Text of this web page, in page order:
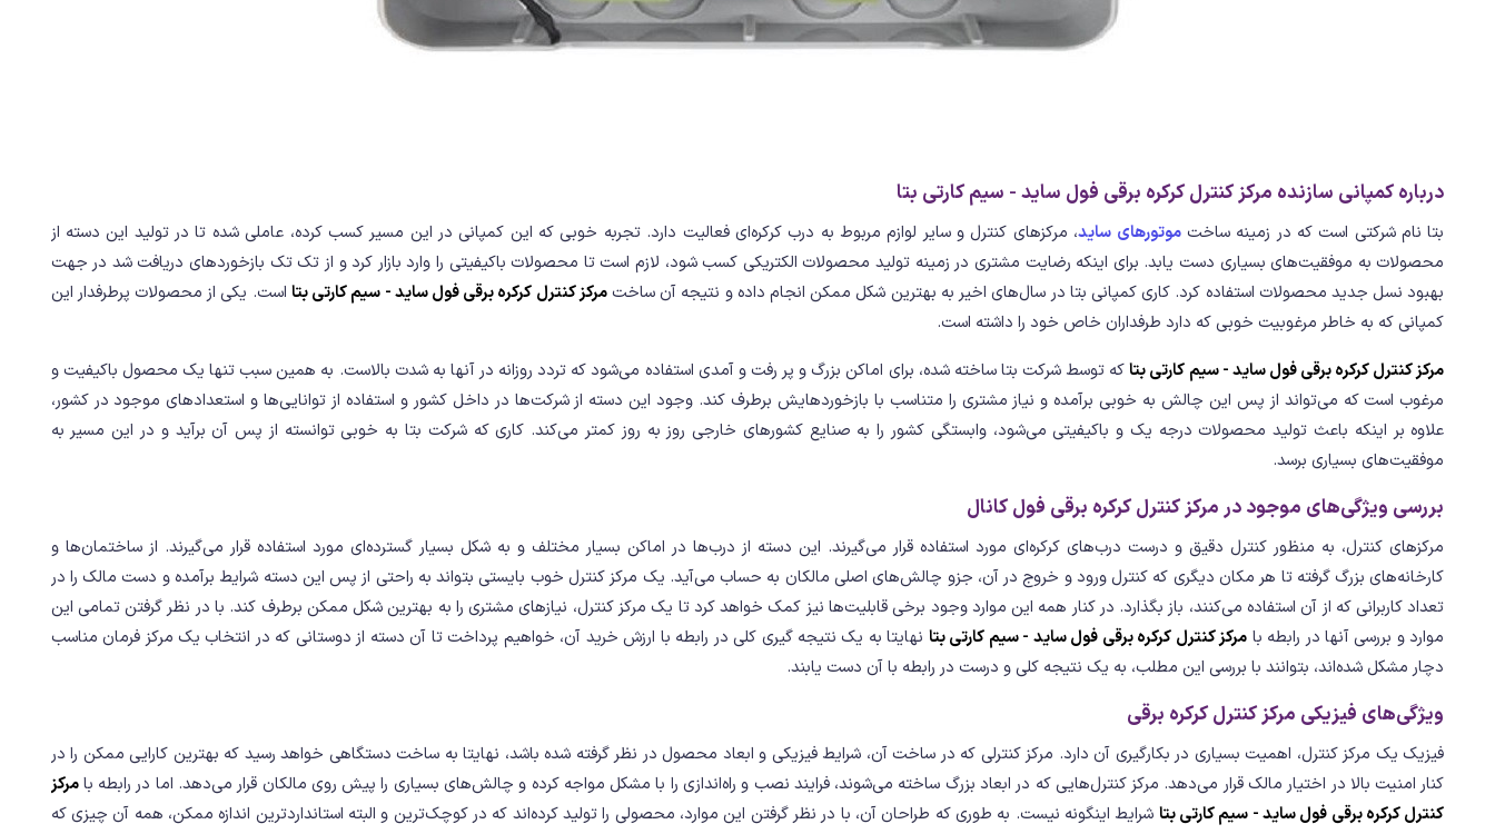
درباره کمپانی سازنده مرکز کنترل کرکره برقی فول ساید - سیم کارتی بتا
بتا نام شرکتی است که در زمینه ساختموتورهای ساید، مرکزهای کنترل و سایر لوازم مربوط به درب کرکره‌ای فعالیت دارد. تجربه خوبی که این کمپانی در این مسیر کسب کرده، عاملی شده تا در تولید این دسته از
محصولات به موفقیت‌های بسیاری دست یابد. برای اینکه رضایت مشتری در زمینه تولید محصولات الکتریکی کسب شود، لازم است تا محصولات باکیفیتی را وارد بازار کرد و از تک تک بازخوردهای دریافت شد در جهت
بهبود نسل جدید محصولات استفاده کرد. کاری کمپانی بتا در سال‌های اخیر به بهترین شکل ممکن انجام داده و نتیجه آن ساختمرکز کنترل کرکره برقی فول ساید - سیم کارتی بتا است. یکی از محصولات پرطرفدار این
کمپانی که به خاطر مرغوبیت خوبی که دارد طرفداران خاص خود را داشته است.
مرکز کنترل کرکره برقی فول ساید - سیم کارتی بتاکه توسط شرکت بتا ساخته شده، برای اماکن بزرگ و پر رفت و آمدی استفاده می‌شود که تردد روزانه در آنها به شدت بالاست. به همین سبب تنها یک محصول باکیفیت و
مرغوب است که می‌تواند از پس این چالش به خوبی برآمده و نیاز مشتری را متناسب با بازخوردهایش برطرف کند. وجود این دسته از شرکت‌ها در داخل کشور و استفاده از توانایی‌ها و استعدادهای موجود در کشور،
علاوه بر اینکه باعث تولید محصولات درجه یک و باکیفیتی می‌شود، وابستگی کشور را به صنایع کشورهای خارجی روز به روز کمتر می‌کند. کاری که شرکت بتا به خوبی توانسته از پس آن برآید و در این مسیر به
موفقیت‌های بسیاری برسد.
بررسی ویژگی‌های موجود در مرکز کنترل کرکره برقی فول کانال
مرکزهای کنترل، به منظور کنترل دقیق و درست درب‌های کرکره‌ای مورد استفاده قرار می‌گیرند. این دسته از درب‌ها در اماکن بسیار مختلف و به شکل بسیار گسترده‌ای مورد استفاده قرار می‌گیرند. از ساختمان‌ها و
کارخانه‌های بزرگ گرفته تا هر مکان دیگری که کنترل ورود و خروج در آن، جزو چالش‌های اصلی مالکان به حساب می‌آید. یک مرکز کنترل خوب بایستی بتواند به راحتی از پس این دسته شرایط برآمده و دست مالک را در
تعداد کاربرانی که از آن استفاده می‌کنند، باز بگذارد. در کنار همه این موارد وجود برخی قابلیت‌ها نیز کمک خواهد کرد تا یک مرکز کنترل، نیازهای مشتری را به بهترین شکل ممکن برطرف کند. با در نظر گرفتن تمامی این
موارد و بررسی آنها در رابطه با مرکز کنترل کرکره برقی فول ساید - سیم کارتی بتا نهایتا به یک نتیجه گیری کلی در رابطه با ارزش خرید آن، خواهیم پرداخت تا آن دسته از دوستانی که در انتخاب یک مرکز فرمان مناسب
دچار مشکل شده‌اند، بتوانند با بررسی این مطلب، به یک نتیجه کلی و درست در رابطه با آن دست یابند.
ویژگی‌های فیزیکی مرکز کنترل کرکره برقی
فیزیک یک مرکز کنترل، اهمیت بسیاری در بکارگیری آن دارد. مرکز کنترلی که در ساخت آن، شرایط فیزیکی و ابعاد محصول در نظر گرفته شده باشد، نهایتا به ساخت دستگاهی خواهد رسید که بهترین کارایی ممکن را در
کنار امنیت بالا در اختیار مالک قرار می‌دهد. مرکز کنترل‌هایی که در ابعاد بزرگ ساخته می‌شوند، فرایند نصب و راه‌اندازی را با مشکل مواجه کرده و چالش‌های بسیاری را پیش روی مالکان قرار می‌دهد. اما در رابطه بامرکز
کنترل کرکره برقی فول ساید - سیم کارتی بتا شرایط اینگونه نیست. به طوری که طراحان آن، با در نظر گرفتن این موارد، محصولی را تولید کرده‌اند که در کوچک‌ترین و البته استانداردترین اندازه ممکن، همه آن چیزی که